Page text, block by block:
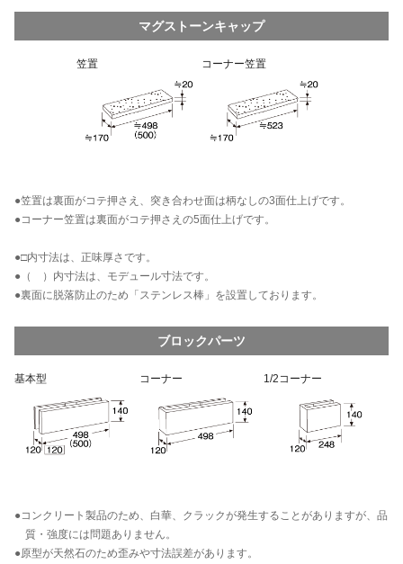
マグストーンキャップ
笠置 コーナー笠置
●笠置は裏面がコテ押さえ、突き合わせ面は柄なしの3面仕上げです。
●コーナー笠置は裏面がコテ押さえの5面仕上げです。
●□内寸法は、正味厚さです。
●（ ）内寸法は、モデュール寸法です。
●裏面に脱落防止のため「ステンレス棒」を設置しております。
ブロックパーツ
基本型 コーナー 1/2コーナー
●コンクリート製品のため、白華、クラックが発生することがありますが、品
質・強度には問題ありません。
●原型が天然石のため歪みや寸法誤差があります。